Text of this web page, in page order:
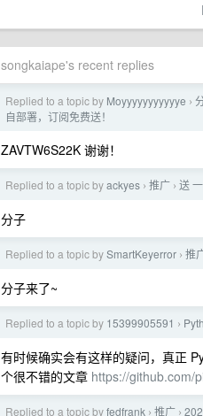
songkaiape's recent replies
Replied to a topic by Moyyyyyyyyyyye ›
自部署，订阅免费送！
ZAVTW6S22K 谢谢！
Replied to a topic byackyes › 推广 › 送
分子
Replied to a topic bySmartKeyerror › 推
分子来了~
Replied to a topic by 15399905591 ›
有时候确实会有这样的疑问，真正
个很不错的文章 https://github.com/
Replied to a topic byfedfrank › 推广 ›